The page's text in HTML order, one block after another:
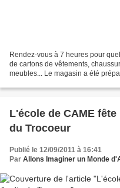
Rendez-vous à 7 heures pour
de cartons de vêtements,
meubles... Le magasin a été
L'école de CAME
du Trocoeur
Publié le 12/09/2011 à 16:41
Par Allons Imaginer un Monde